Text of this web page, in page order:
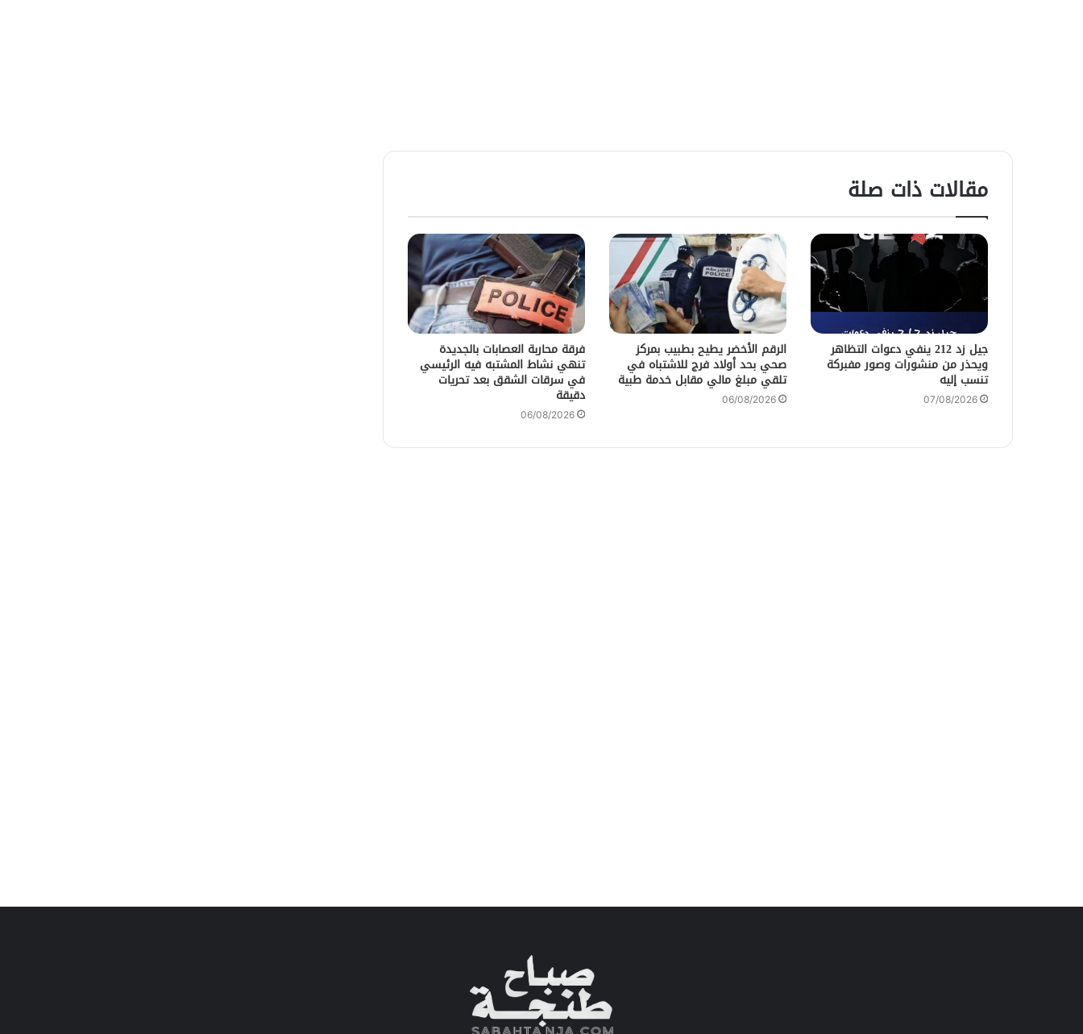
مقالات ذات صلة
جيل زد 212 ينفي دعوات التظاهر
ويحذر من منشورات وصور مفبركة
تنسب إليه
07/08/2026
الرقم الأخضر يطيح بطبيب بمركز
صحي بحد أولاد فرج للاشتباه في
تلقي مبلغ مالي مقابل خدمة طبية
06/08/2026
فرقة محاربة العصابات بالجديدة
تنهي نشاط المشتبه فيه الرئيسي
في سرقات الشقق بعد تحريات
دقيقة
06/08/2026